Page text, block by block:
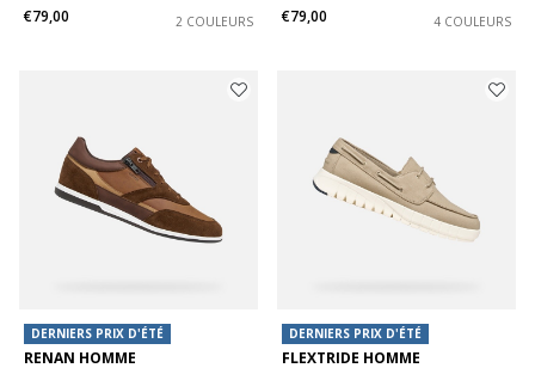
€79,00
2 COULEURS
€79,00
4 COULEURS
DERNIERS PRIX D'ÉTÉ
RENAN HOMME
DERNIERS PRIX D'ÉTÉ
FLEXTRIDE HOMME